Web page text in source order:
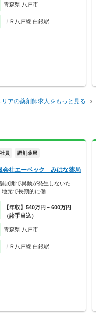
青森県 八戸市
ＪＲ八戸線 白銀駅
リアの薬剤師求人をもっと見る
員 調剤薬局
会社エーベック みはな薬局
展開で異動が発生しないた
地元で長期的に働…
【年収】540万円～600万円
（諸手当込）
青森県 八戸市
ＪＲ八戸線 白銀駅